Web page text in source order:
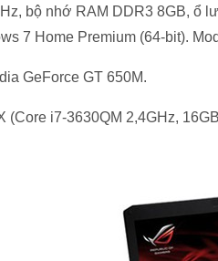
bộ nhớ RAM DDR3 8GB, ổ
7 Home Premium (64-bit).
GeForce GT 650M.
(Core i7-3630QM 2,4GHz,